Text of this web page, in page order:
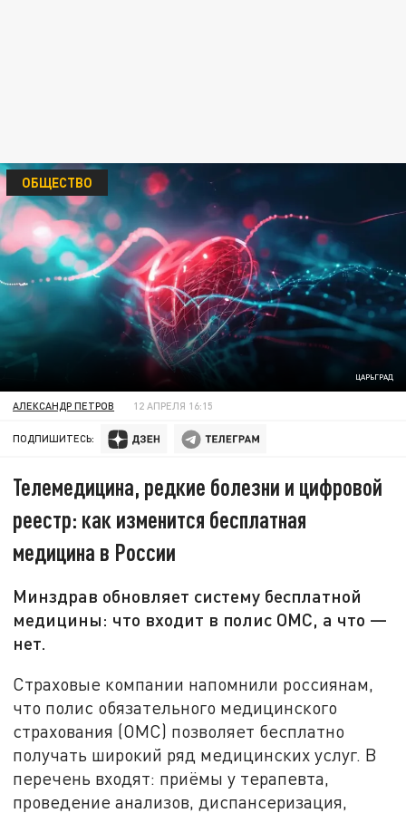
ЦАРЬГРАД
ОБЩЕСТВО
АЛЕКСАНДР ПЕТРОВ 12 АПРЕЛЯ 16:15
ПОДПИШИТЕСЬ:
Телемедицина, редкие болезни и цифровой
реестр: как изменится бесплатная
медицина в России
Минздрав обновляет систему бесплатной
медицины: что входит в полис ОМС, а что —
нет.
Страховые компании напомнили россиянам,
что полис обязательного медицинского
страхования (ОМС) позволяет бесплатно
получать широкий ряд медицинских услуг. В
перечень входят: приёмы у терапевта,
проведение анализов, диспансеризация,